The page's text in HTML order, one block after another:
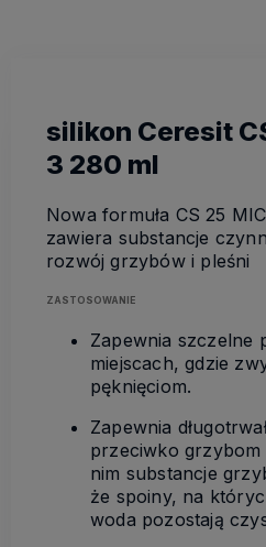
silikon Ceresit
3 280 ml
Nowa formuła CS 25
zawiera substancje
rozwój grzybów i pleśni
ZASTOSOWANIE
Zapewnia szczelne
miejscach, gdzie
pęknięciom.
Zapewnia
przeciwko
nim substancje
że spoiny, na
woda pozostają